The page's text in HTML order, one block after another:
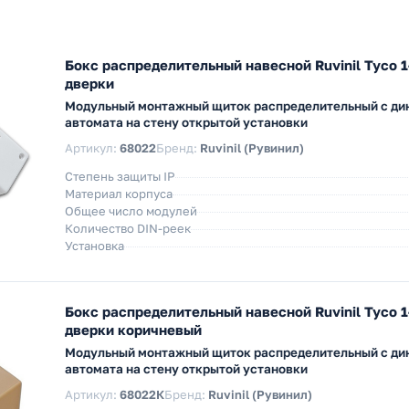
Бокс распределительный навесной Ruvinil Tyco
дверки
Модульный монтажный щиток распределительный с
автомата на стену открытой установки
Артикул: 68022Бренд: Ruvinil (Рувинил)
Степень защиты IP
Материал корпуса
Общее число модулей
Количество DIN-реек
Установка
Бокс распределительный навесной Ruvinil Tyco
дверки коричневый
Модульный монтажный щиток распределительный с
автомата на стену открытой установки
Артикул: 68022КБренд: Ruvinil (Рувинил)